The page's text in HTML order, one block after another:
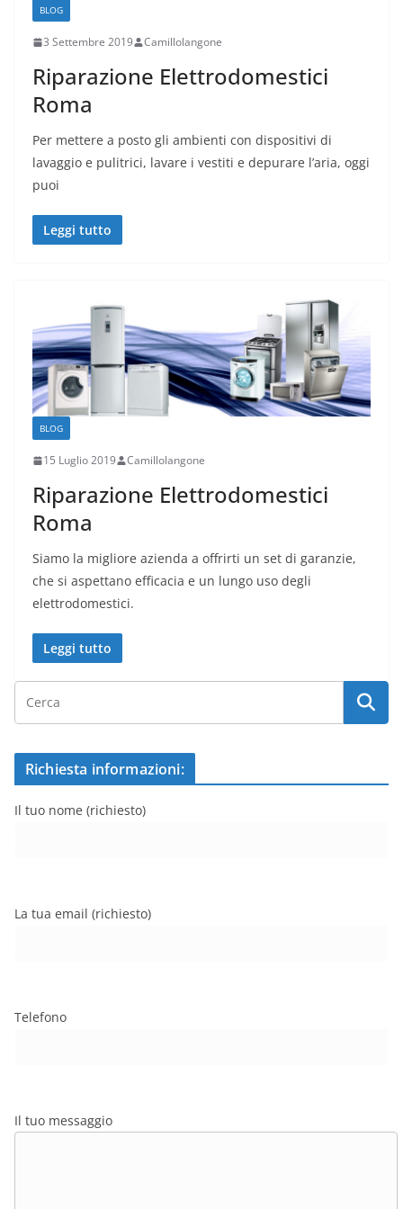
BLOG
3 Settembre 2019 Camillolangone
Riparazione Elettrodomestici
Roma
Per mettere a posto gli ambienti con dispositivi di
lavaggio e pulitrici, lavare i vestiti e depurare l’aria, oggi
puoi
Leggi tutto
BLOG
15 Luglio 2019 Camillolangone
Riparazione Elettrodomestici
Roma
Siamo la migliore azienda a offrirti un set di garanzie,
che si aspettano efficacia e un lungo uso degli
elettrodomestici.
Leggi tutto
Richiesta informazioni:
Il tuo nome (richiesto)
La tua email (richiesto)
Telefono
Il tuo messaggio